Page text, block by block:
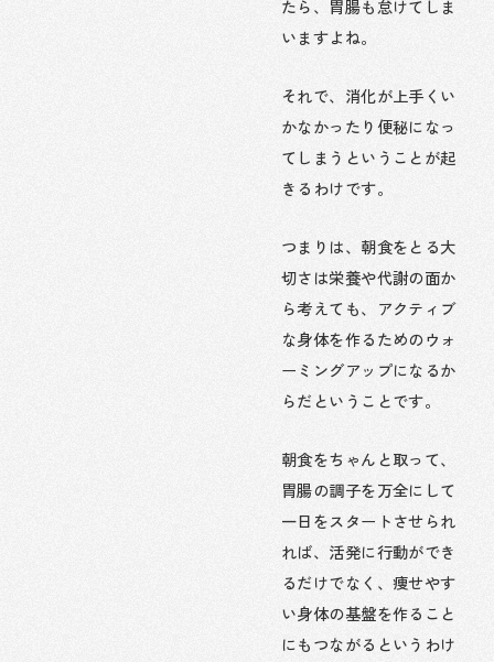
たら、胃腸も怠けてしま
いますよね。
それで、消化が上手くい
かなかったり便秘になっ
てしまうということが起
きるわけです。
つまりは、朝食をとる大
切さは栄養や代謝の面か
ら考えても、アクティブ
な身体を作るためのウォ
ーミングアップになるか
らだということです。
朝食をちゃんと取って、
胃腸の調子を万全にして
一日をスタートさせられ
れば、活発に行動ができ
るだけでなく、痩せやす
い身体の基盤を作ること
にもつながるというわけ